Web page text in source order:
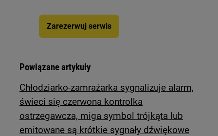
Zarezerwuj serwis
Powiązane artykuły
Chłodziarko-zamrażarka sygnalizuje alarm,
świeci się czerwona kontrolka
ostrzegawcza, miga symbol trójkąta lub
emitowane są krótkie sygnały dźwiękowe